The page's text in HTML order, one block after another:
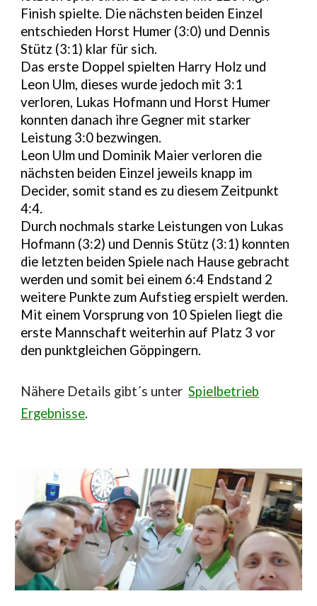
Finish spielte. Die nächsten beiden Einzel
entschieden Horst Humer (3:0) und Dennis
Stütz (3:1) klar für sich.
Das erste Doppel spielten Harry Holz und
Leon Ulm, dieses wurde jedoch mit 3:1
verloren, Lukas Hofmann und Horst Humer
konnten danach ihre Gegner mit starker
Leistung 3:0 bezwingen.
Leon Ulm und Dominik Maier verloren die
nächsten beiden Einzel jeweils knapp im
Decider, somit stand es zu diesem Zeitpunkt
4:4.
Durch nochmals starke Leistungen von Lukas
Hofmann (3:2) und Dennis Stütz (3:1) konnten
die letzten beiden Spiele nach Hause gebracht
werden und somit bei einem 6:4 Endstand 2
weitere Punkte zum Aufstieg erspielt werden.
Mit einem Vorsprung von 10 Spielen liegt die
erste Mannschaft weiterhin auf Platz 3 vor
den punktgleichen Göppingern.
Nähere Details gibt´s unterSpielbetrieb
Ergebnisse.